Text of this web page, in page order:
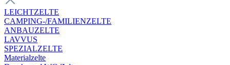
LEICHTZELTE
CAMPING-/FAMILIENZELTE
ANBAUZELTE
LAVVUS
SPEZIALZELTE
Materialzelte